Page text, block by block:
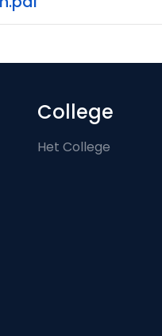
College
Het College